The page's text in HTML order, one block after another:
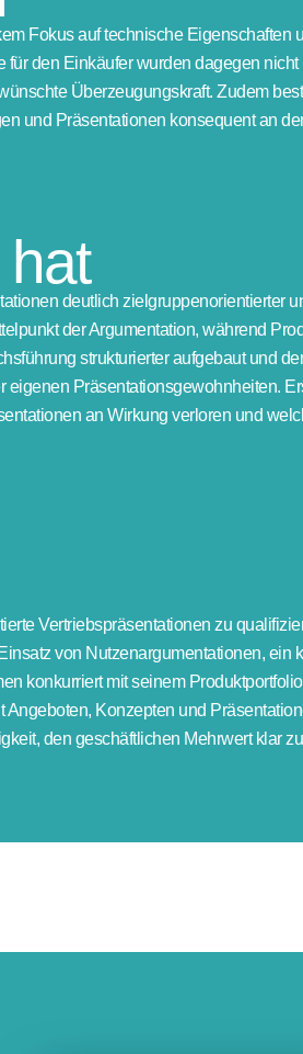
Fokus auf technische
den Einkäufer wurden dagegen
Überzeugungskraft. Zudem
und Präsentationen konsequent an
deutlich zielgruppenorientierter
der Argumentation, während
strukturierter aufgebaut und
Präsentationsgewohnheiten.
an Wirkung verloren und
Vertriebspräsentationen zu
von Nutzenargumentationen,
konkurriert mit seinem
Konzepten und
den geschäftlichen Mehrwert klar